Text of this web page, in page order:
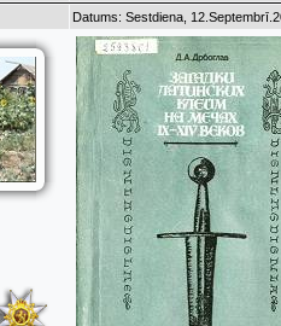
Datums: Sestdiena,